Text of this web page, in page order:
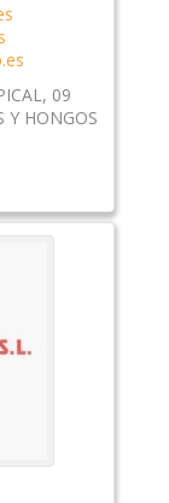
, 09
Y HONGOS